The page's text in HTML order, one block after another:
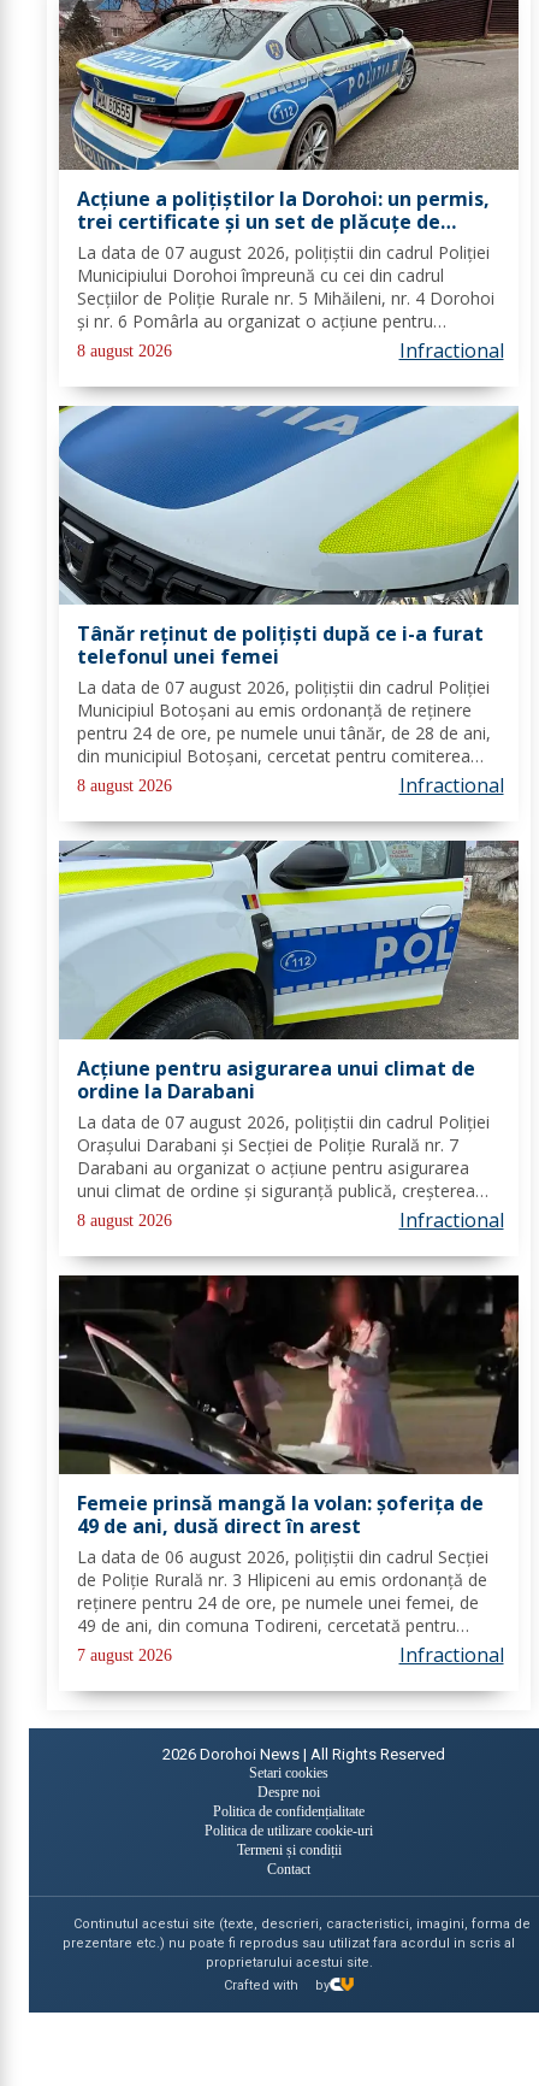
Acțiune a polițiștilor la Dorohoi: un permis,
trei certificate și un set de plăcuțe de
înmatriculare reținute
La data de 07 august 2026, polițiștii din cadrul Poliției
Municipiului Dorohoi împreună cu cei din cadrul
Secțiilor de Poliție Rurale nr. 5 Mihăileni, nr. 4 Dorohoi
și nr. 6 Pomârla au organizat o acțiune pentru
prevenirea și combaterea faptelor de natură penală și
contravențională, verificarea...
8 august 2026 Infractional
Tânăr reținut de polițiști după ce i-a furat
telefonul unei femei
La data de 07 august 2026, polițiștii din cadrul Poliției
Municipiul Botoșani au emis ordonanță de reținere
pentru 24 de ore, pe numele unui tânăr, de 28 de ani,
din municipiul Botoșani, cercetat pentru comiterea
infracțiunii de furt. În urma probatoriului administrat,
s-a stabilit faptul că, în...
8 august 2026 Infractional
Acțiune pentru asigurarea unui climat de
ordine la Darabani
La data de 07 august 2026, polițiștii din cadrul Poliției
Orașului Darabani și Secției de Poliție Rurală nr. 7
Darabani au organizat o acțiune pentru asigurarea
unui climat de ordine și siguranță publică, creșterea
gradului de siguranță rutieră și combaterea faptelor
antisociale, în localitatea...
8 august 2026 Infractional
Femeie prinsă mangă la volan: șoferița de
49 de ani, dusă direct în arest
La data de 06 august 2026, polițiștii din cadrul Secției
de Poliție Rurală nr. 3 Hlipiceni au emis ordonanță de
reținere pentru 24 de ore, pe numele unei femei, de
49 de ani, din comuna Todireni, cercetată pentru
comiterea infracțiunii de conducerea unui vehicul sub
influența alcoolului. În urma...
7 august 2026 Infractional
2026 Dorohoi News | All Rights Reserved
Setari cookies
Despre noi
Politica de confidențialitate
Politica de utilizare cookie-uri
Termeni și condiții
Contact
Continutul acestui site (texte, descrieri, caracteristici, imagini, forma de
prezentare etc.) nu poate fi reprodus sau utilizat fara acordul in scris al
proprietarului acestui site.
Crafted with
by